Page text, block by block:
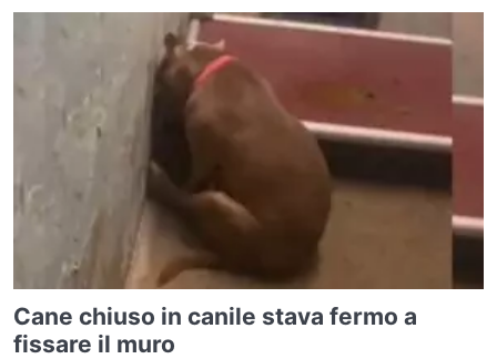
Cane chiuso in canile stava fermo a
fissare il muro